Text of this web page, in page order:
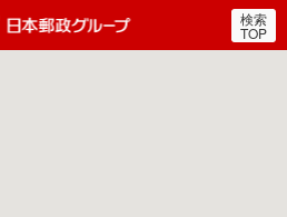
郵便局・日本郵政グルー
検索
TOP